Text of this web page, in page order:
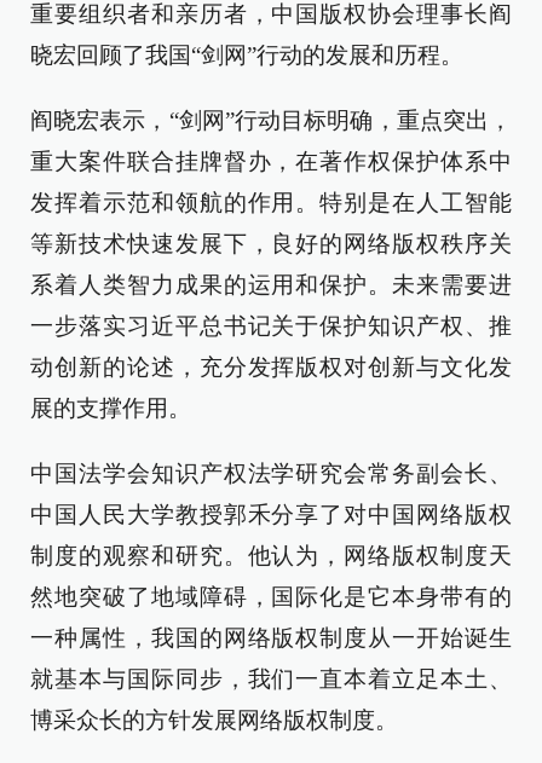
重要组织者和亲历者，中国版权协会理事长阎
晓宏回顾了我国“剑网”行动的发展和历程。
阎晓宏表示，“剑网”行动目标明确，重点突出，
重大案件联合挂牌督办，在著作权保护体系中
发挥着示范和领航的作用。特别是在人工智能
等新技术快速发展下，良好的网络版权秩序关
系着人类智力成果的运用和保护。未来需要进
一步落实习近平总书记关于保护知识产权、推
动创新的论述，充分发挥版权对创新与文化发
展的支撑作用。
中国法学会知识产权法学研究会常务副会长、
中国人民大学教授郭禾分享了对中国网络版权
制度的观察和研究。他认为，网络版权制度天
然地突破了地域障碍，国际化是它本身带有的
一种属性，我国的网络版权制度从一开始诞生
就基本与国际同步，我们一直本着立足本土、
博采众长的方针发展网络版权制度。